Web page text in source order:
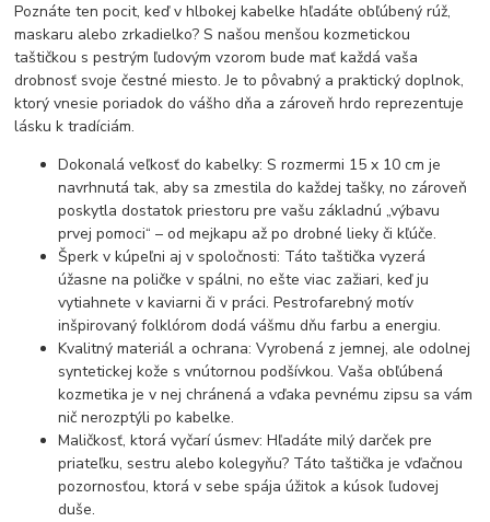
Poznáte ten pocit, keď v hlbokej kabelke hľadáte obľúbený rúž,
maskaru alebo zrkadielko? S našou menšou kozmetickou
taštičkou s pestrým ľudovým vzorom bude mať každá vaša
drobnosť svoje čestné miesto. Je to pôvabný a praktický doplnok,
ktorý vnesie poriadok do vášho dňa a zároveň hrdo reprezentuje
lásku k tradíciám.
Dokonalá veľkosť do kabelky: S rozmermi 15 x 10 cm je
navrhnutá tak, aby sa zmestila do každej tašky, no zároveň
poskytla dostatok priestoru pre vašu základnú „výbavu
prvej pomoci“ – od mejkapu až po drobné lieky či kľúče.
Šperk v kúpeľni aj v spoločnosti: Táto taštička vyzerá
úžasne na poličke v spálni, no ešte viac zažiari, keď ju
vytiahnete v kaviarni či v práci. Pestrofarebný motív
inšpirovaný folklórom dodá vášmu dňu farbu a energiu.
Kvalitný materiál a ochrana: Vyrobená z jemnej, ale odolnej
syntetickej kože s vnútornou podšívkou. Vaša obľúbená
kozmetika je v nej chránená a vďaka pevnému zipsu sa vám
nič nerozptýli po kabelke.
Maličkosť, ktorá vyčarí úsmev: Hľadáte milý darček pre
priateľku, sestru alebo kolegyňu? Táto taštička je vďačnou
pozornosťou, ktorá v sebe spája úžitok a kúsok ľudovej
duše.